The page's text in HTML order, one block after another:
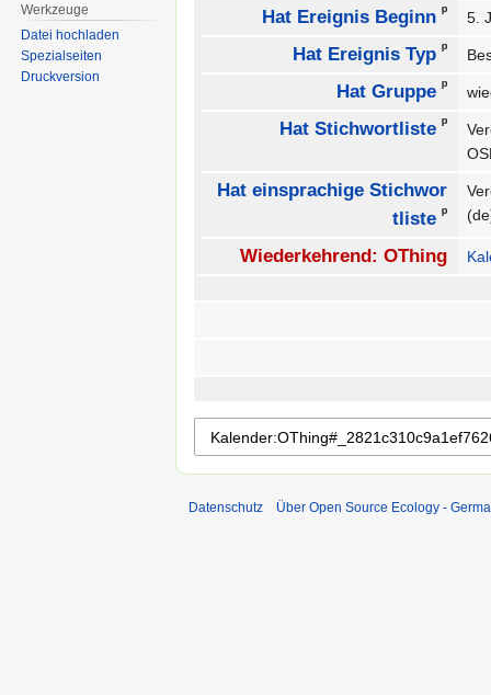
Hat Ereignis Beginn ᵖ 5.
Hat Ereignis Typ ᵖ
Hat Gruppe ᵖ
Hat Stichwortliste ᵖ
Hat einsprachige Stichwor
tliste ᵖ
Wiederkehrend: OThing
Werkzeuge
Datei hochladen
Spezialseiten
Druckversion
Datenschutz Über Open Source Ecology -